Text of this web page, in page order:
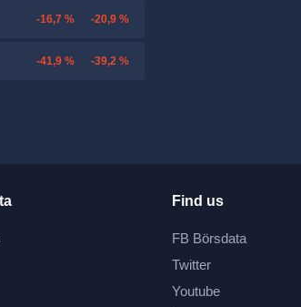
-16,7 % -20,9 %
-41,9 % -39,2 %
Find us
FB Börsdata
Twitter
Youtube